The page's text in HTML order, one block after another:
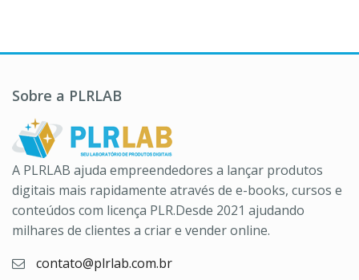
Sobre a PLRLAB
A PLRLAB ajuda empreendedores a lançar produtos
digitais mais rapidamente através de e-books, cursos e
conteúdos com licença PLR.Desde 2021 ajudando
milhares de clientes a criar e vender online.
contato@plrlab.com.br